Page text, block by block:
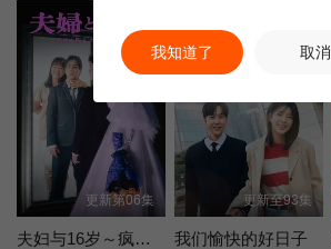
更新第06集
夫妇与16岁～疯狂的邻居～
更新至93集
我们愉快的好日子
我知道了 取消